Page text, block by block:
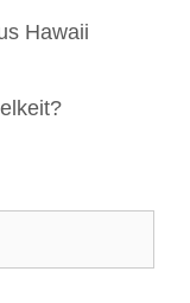
Hawaii